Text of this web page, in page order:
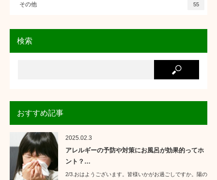
その他 55
検索
おすすめ記事
2025.02.3
アレルギーの予防や対策にお風呂が効果的ってホ
ント？…
2/3.おはようございます。皆様いかがお過ごしですか。陽の